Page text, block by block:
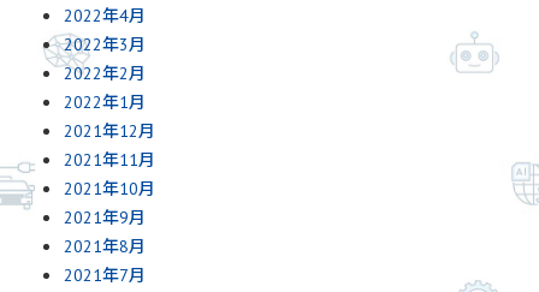
2022年4月
2022年3月
2022年2月
2022年1月
2021年12月
2021年11月
2021年10月
2021年9月
2021年8月
2021年7月